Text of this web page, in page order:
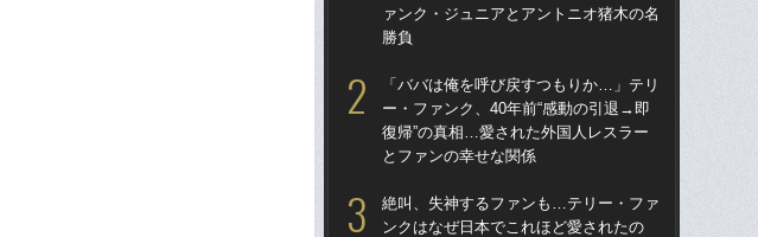
ァンク・ジュニアとアントニオ猪木の名
勝負
「ババは俺を呼び戻すつもりか…」テリ
ー・ファンク、40年前“感動の引退→即
復帰”の真相…愛された外国人レスラー
とファンの幸せな関係
絶叫、失神するファンも…テリー・ファ
ンクはなぜ日本でこれほど愛されたの